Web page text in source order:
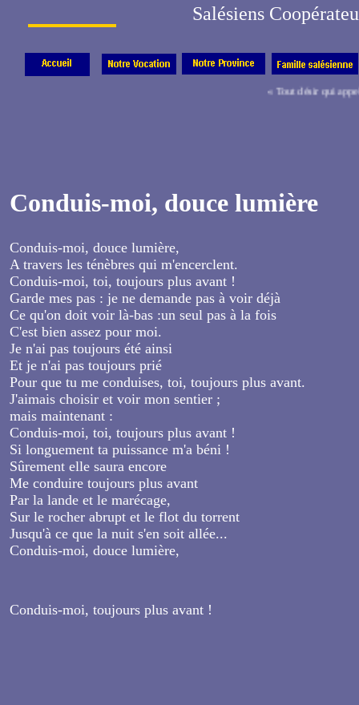
Salésiens
« Tout désir qui
Conduis-moi, douce lumière
Conduis-moi, douce lumière,
A travers les ténèbres qui m'encerclent.
Conduis-moi, toi, toujours plus avant !
Garde mes pas : je ne demande pas à voir déjà
Ce qu'on doit voir là-bas :un seul pas à la fois
C'est bien assez pour moi.
Je n'ai pas toujours été ainsi
Et je n'ai pas toujours prié
Pour que tu me conduises, toi, toujours plus avant.
J'aimais choisir et voir mon sentier ;
mais maintenant :
Conduis-moi, toi, toujours plus avant !
Si longuement ta puissance m'a béni !
Sûrement elle saura encore
Me conduire toujours plus avant
Par la lande et le marécage,
Sur le rocher abrupt et le flot du torrent
Jusqu'à ce que la nuit s'en soit allée...
Conduis-moi, douce lumière,
Conduis-moi, toujours plus avant !